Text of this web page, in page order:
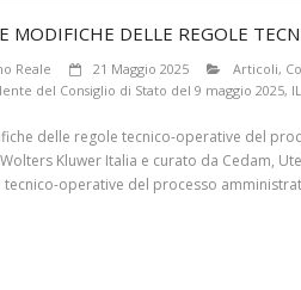
MODIFICHE DELLE REGOLE
Reale 21 Maggio 2025 Articoli,
del Consiglio di Stato del 9 maggio 2025,
delle regole tecnico-operative del
Kluwer Italia e curato da Cedam,
operative del processo